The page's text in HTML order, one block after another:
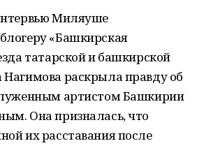
Миляуше
«Башкирская
татарской и башкирской
раскрыла правду об
артистом Башкирии
Она призналась, что
их расставания после